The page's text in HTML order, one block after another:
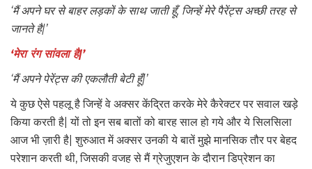
‘मैं अपने घर से बाहर लड़कों के साथ जाती हूँ, जिन्हें मेरे पैरेंट्स अच्छी तरह से
जानते है|’
‘मेरा रंग सांवला है|’
‘मैं अपने पेरेंट्स की एकलौती बेटी हूँ|’
ये कुछ ऐसे पहलू है जिन्हें वे अक्सर केंद्रित करके मेरे कैरेक्टर पर सवाल खड़े
किया करती है| यों तो इन सब बातों को बारह साल हो गये और ये सिलसिला
आज भी ज़ारी है| शुरुआत में अक्सर उनकी ये बातें मुझे मानसिक तौर पर बेहद
परेशान करती थी, जिसकी वजह से मैं ग्रेजुएशन के दौरान डिप्रेशन का